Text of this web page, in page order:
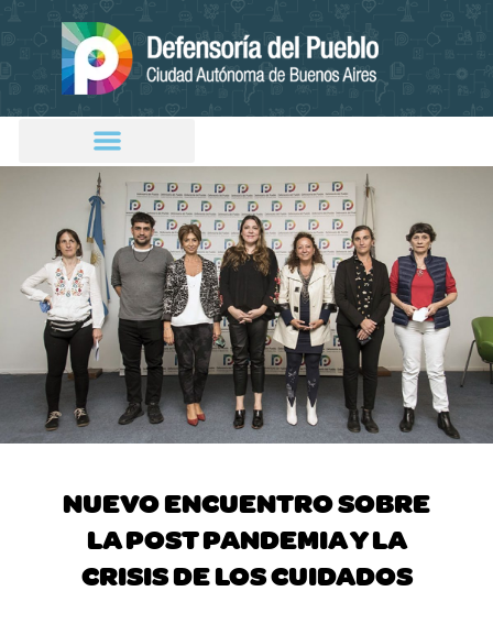
NUEVO ENCUENTRO SOBRE
LA POST PANDEMIA Y LA
CRISIS DE LOS CUIDADOS